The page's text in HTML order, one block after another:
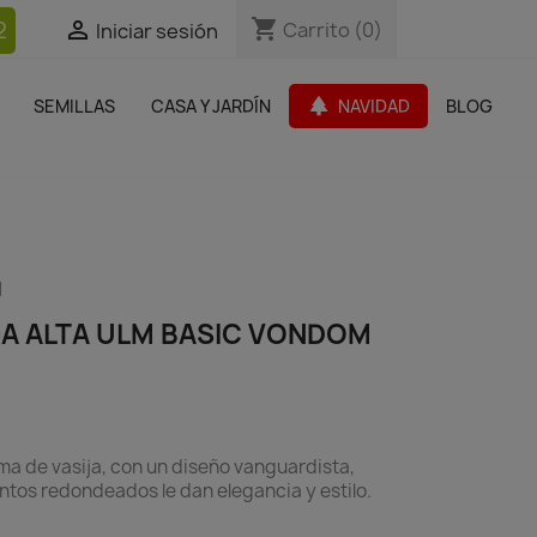
 Iniciar sesión shopping_cart Carrito (0)
 Iniciar sesión shopping_cart Carrito (0)
SEMILLAS CASA Y JARDÍN park NAVIDAD BLOG
Jardín
ALTA ULM BASIC VONDOM
de vasija, con un diseño vanguardista,
redondeados le dan elegancia y estilo.